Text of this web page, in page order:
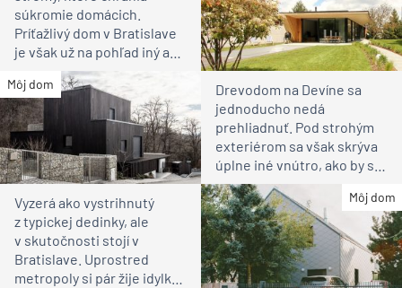
súkromie domácich.
Príťažlivý dom v Bratislave
je však už na pohľad iný ako
susedia
Môj dom
Drevodom na Devíne sa
jednoducho nedá
prehliadnuť. Pod strohým
exteriérom sa však skrýva
úplne iné vnútro, ako by ste
čakali
Môj dom
Vyzerá ako vystrihnutý
z typickej dedinky, ale
v skutočnosti stojí v
Bratislave. Uprostred
metropoly si pár žije idylku